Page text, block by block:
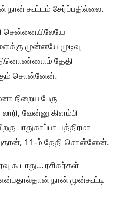
நான் கூட்டம் சேர்ப்பதில்லை.
சென்னையிலேயே
முன்னயே முடிவு
தேதி
சொன்னேன்.
நிறைய பேரு
வேன்னு கிளம்பி
பாதுகாப்பா பத்திரமா
11-ம் தேதி சொன்னேன்.
கூடாது… ரசிகர்கள்
நான் முன்கூட்டி